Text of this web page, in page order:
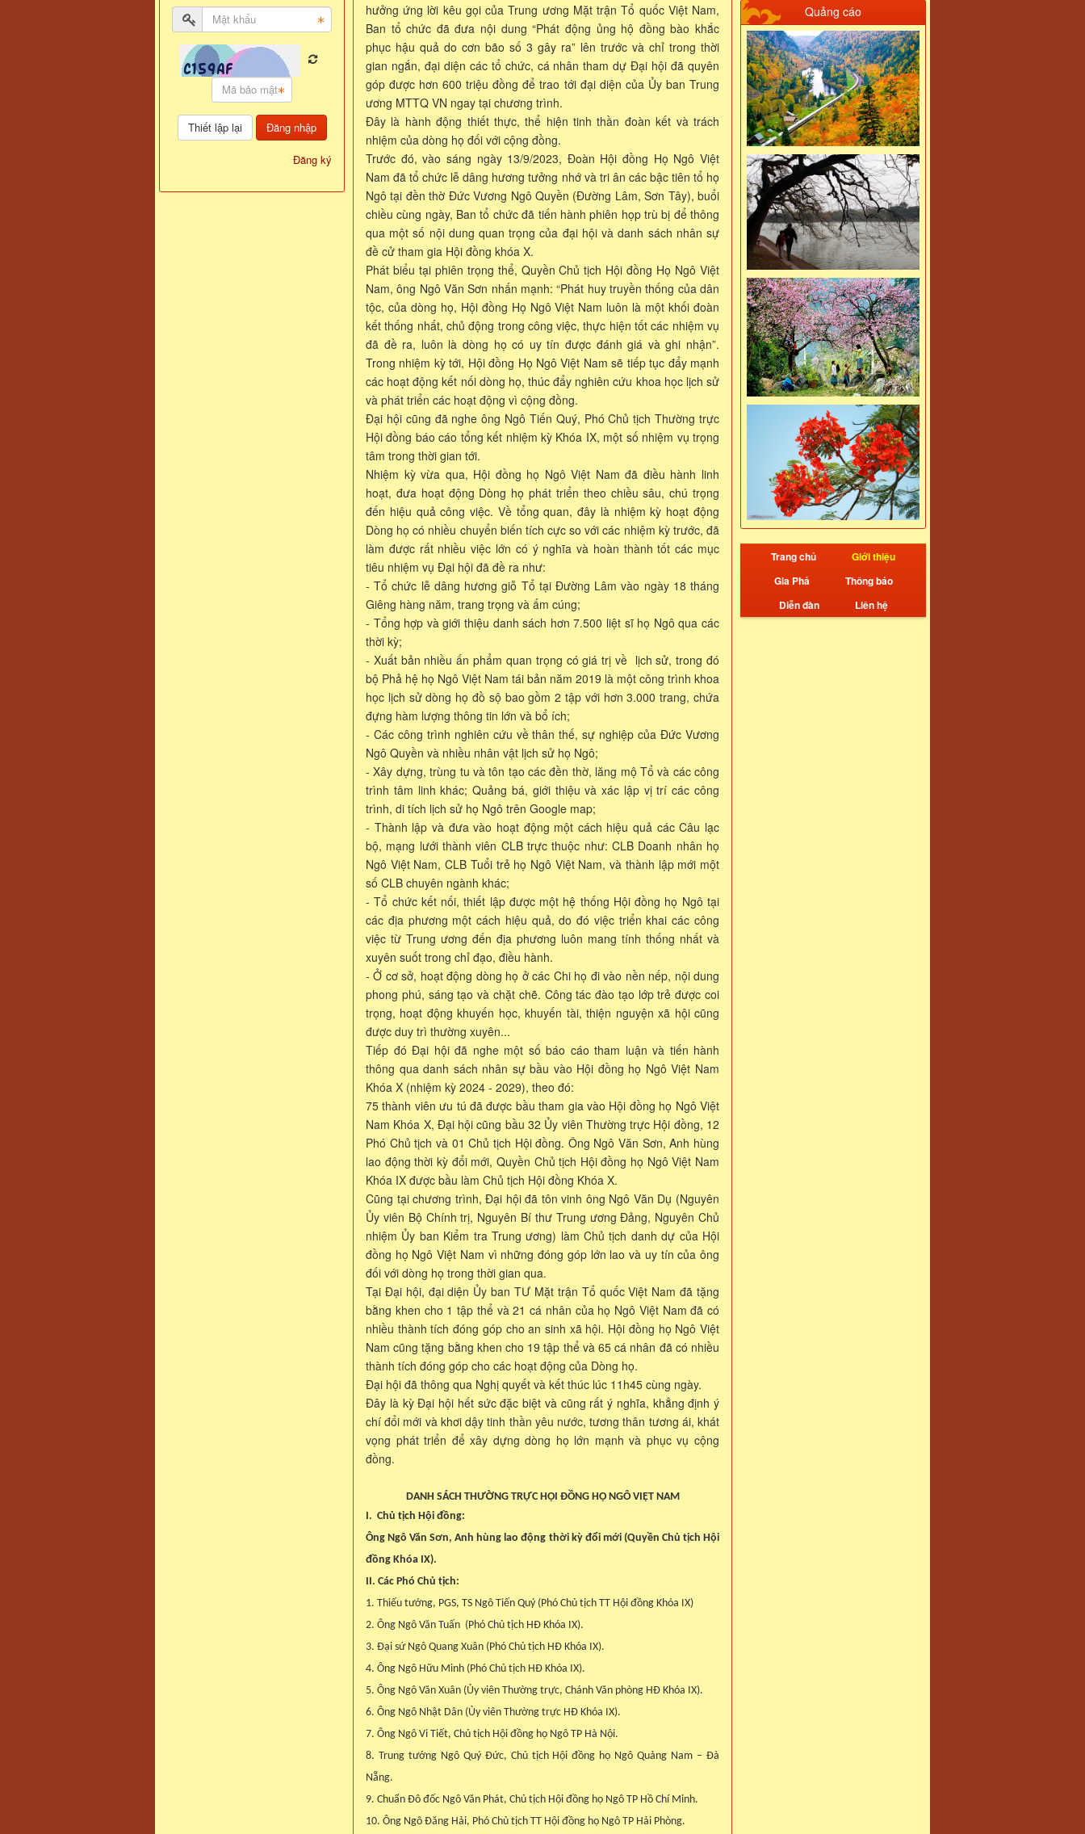
hưởng ứng lời kêu gọi của Trung ương Mặt trận Tổ quốc Việt Nam,
Ban tổ chức đã đưa nội dung “Phát động ủng hộ đồng bào khắc
phục hậu quả do cơn bão số 3 gây ra” lên trước và chỉ trong thời
gian ngắn, đại diện các tổ chức, cá nhân tham dự Đại hội đã quyên
góp được hơn 600 triệu đồng để trao tới đại diện của Ủy ban Trung
ương MTTQ VN ngay tại chương trình.
Đây là hành động thiết thực, thể hiện tinh thần đoàn kết và trách
nhiệm của dòng họ đối với cộng đồng.
Trước đó, vào sáng ngày 13/9/2023, Đoàn Hội đồng Họ Ngô Việt
Nam đã tổ chức lễ dâng hương tưởng nhớ và tri ân các bậc tiên tổ họ
Ngô tại đền thờ Đức Vương Ngô Quyền (Đường Lâm, Sơn Tây), buổi
chiều cùng ngày, Ban tổ chức đã tiến hành phiên họp trù bị để thông
qua một số nội dung quan trọng của đại hội và danh sách nhân sự
đề cử tham gia Hội đồng khóa X.
Phát biểu tại phiên trọng thể, Quyền Chủ tịch Hội đồng Họ Ngô Việt
Nam, ông Ngô Văn Sơn nhấn mạnh: “Phát huy truyền thống của dân
tộc, của dòng họ, Hội đồng Họ Ngô Việt Nam luôn là một khối đoàn
kết thống nhất, chủ động trong công việc, thực hiện tốt các nhiệm vụ
đã đề ra, luôn là dòng họ có uy tín được đánh giá và ghi nhận”.
Trong nhiệm kỳ tới, Hội đồng Họ Ngô Việt Nam sẽ tiếp tục đẩy mạnh
các hoạt động kết nối dòng họ, thúc đẩy nghiên cứu khoa học lịch sử
và phát triển các hoạt động vì cộng đồng.
Đại hội cũng đã nghe ông Ngô Tiến Quý, Phó Chủ tịch Thường trực
Hội đồng báo cáo tổng kết nhiệm kỳ Khóa IX, một số nhiệm vụ trọng
tâm trong thời gian tới.
Nhiệm kỳ vừa qua, Hội đồng họ Ngô Việt Nam đã điều hành linh
hoạt, đưa hoạt động Dòng họ phát triển theo chiều sâu, chú trọng
đến hiệu quả công việc. Về tổng quan, đây là nhiệm kỳ hoạt động
Dòng họ có nhiều chuyển biến tích cực so với các nhiệm kỳ trước, đã
làm được rất nhiều việc lớn có ý nghĩa và hoàn thành tốt các mục
tiêu nhiệm vụ Đại hội đã đề ra như:
- Tổ chức lễ dâng hương giỗ Tổ tại Đường Lâm vào ngày 18 tháng
Giêng hàng năm, trang trọng và ấm cúng;
- Tổng hợp và giới thiệu danh sách hơn 7.500 liệt sĩ họ Ngô qua các
thời kỳ;
- Xuất bản nhiều ấn phẩm quan trọng có giá trị về lịch sử, trong đó
bộ Phả hệ họ Ngô Việt Nam tái bản năm 2019 là một công trình khoa
học lịch sử dòng họ đồ sộ bao gồm 2 tập với hơn 3.000 trang, chứa
đựng hàm lượng thông tin lớn và bổ ích;
- Các công trình nghiên cứu về thân thế, sự nghiệp của Đức Vương
Ngô Quyền và nhiều nhân vật lịch sử họ Ngô;
- Xây dựng, trùng tu và tôn tạo các đền thờ, lăng mộ Tổ và các công
trình tâm linh khác; Quảng bá, giới thiệu và xác lập vị trí các công
trình, di tích lịch sử họ Ngô trên Google map;
- Thành lập và đưa vào hoạt động một cách hiệu quả các Câu lạc
bộ, mạng lưới thành viên CLB trực thuộc như: CLB Doanh nhân họ
Ngô Việt Nam, CLB Tuổi trẻ họ Ngô Việt Nam, và thành lập mới một
số CLB chuyên ngành khác;
- Tổ chức kết nối, thiết lập được một hệ thống Hội đồng họ Ngô tại
các địa phương một cách hiệu quả, do đó việc triển khai các công
việc từ Trung ương đến địa phương luôn mang tính thống nhất và
xuyên suốt trong chỉ đạo, điều hành.
- Ở cơ sở, hoạt động dòng họ ở các Chi họ đi vào nền nếp, nội dung
phong phú, sáng tạo và chặt chẽ. Công tác đào tạo lớp trẻ được coi
trọng, hoạt động khuyến học, khuyến tài, thiện nguyện xã hội cũng
được duy trì thường xuyên...
Tiếp đó Đại hội đã nghe một số báo cáo tham luận và tiến hành
thông qua danh sách nhân sự bầu vào Hội đồng họ Ngô Việt Nam
Khóa X (nhiệm kỳ 2024 - 2029), theo đó:
75 thành viên ưu tú đã được bầu tham gia vào Hội đồng họ Ngô Việt
Nam Khóa X, Đại hội cũng bầu 32 Ủy viên Thường trực Hội đồng, 12
Phó Chủ tịch và 01 Chủ tịch Hội đồng. Ông Ngô Văn Sơn, Anh hùng
lao động thời kỳ đổi mới, Quyền Chủ tịch Hội đồng họ Ngô Việt Nam
Khóa IX được bầu làm Chủ tịch Hội đồng Khóa X.
Cũng tại chương trình, Đại hội đã tôn vinh ông Ngô Văn Dụ (Nguyên
Ủy viên Bộ Chính trị, Nguyên Bí thư Trung ương Đảng, Nguyên Chủ
nhiệm Ủy ban Kiểm tra Trung ương) làm Chủ tịch danh dự của Hội
đồng họ Ngô Việt Nam vì những đóng góp lớn lao và uy tín của ông
đối với dòng họ trong thời gian qua.
Tại Đại hội, đại diện Ủy ban TƯ Mặt trận Tổ quốc Việt Nam đã tặng
bằng khen cho 1 tập thể và 21 cá nhân của họ Ngô Việt Nam đã có
nhiều thành tích đóng góp cho an sinh xã hội. Hội đồng họ Ngô Việt
Nam cũng tặng bằng khen cho 19 tập thể và 65 cá nhân đã có nhiều
thành tích đóng góp cho các hoạt động của Dòng họ.
Đại hội đã thông qua Nghị quyết và kết thúc lúc 11h45 cùng ngày.
Đây là kỳ Đại hội hết sức đặc biệt và cũng rất ý nghĩa, khẳng định ý
chí đổi mới và khơi dậy tinh thần yêu nước, tương thân tương ái, khát
vọng phát triển để xây dựng dòng họ lớn mạnh và phục vụ cộng
đồng.
DANH SÁCH THƯỜNG TRỰC HỘI ĐỒNG HỌ NGÔ VIỆT NAM
I. Chủ tịch Hội đồng:
Ông Ngô Văn Sơn, Anh hùng lao động thời kỳ đổi mới (Quyền Chủ tịch Hội
đồng Khóa IX).
II. Các Phó Chủ tịch:
1. Thiếu tướng, PGS, TS Ngô Tiến Quý (Phó Chủ tịch TT Hội đồng Khóa IX)
2. Ông Ngô Văn Tuấn (Phó Chủ tịch HĐ Khóa IX).
3. Đại sứ Ngô Quang Xuân (Phó Chủ tịch HĐ Khóa IX).
4. Ông Ngô Hữu Minh (Phó Chủ tịch HĐ Khóa IX).
5. Ông Ngô Văn Xuân (Ủy viên Thường trực, Chánh Văn phòng HĐ Khóa IX).
6. Ông Ngô Nhật Dân (Ủy viên Thường trực HĐ Khóa IX).
7. Ông Ngô Vi Tiết, Chủ tịch Hội đồng họ Ngô TP Hà Nội.
8. Trung tướng Ngô Quý Đức, Chủ tịch Hội đồng họ Ngô Quảng Nam – Đà
Nẵng.
9. Chuẩn Đô đốc Ngô Văn Phát, Chủ tịch Hội đồng họ Ngô TP Hồ Chí Minh.
10. Ông Ngô Đăng Hải, Phó Chủ tịch TT Hội đồng họ Ngô TP Hải Phòng.
Quảng cáo
Trang chủ
Giới thiệu
Gia Phả
Thông báo
Diễn đàn
Liên hệ
Đăng nhập
Đăng ký